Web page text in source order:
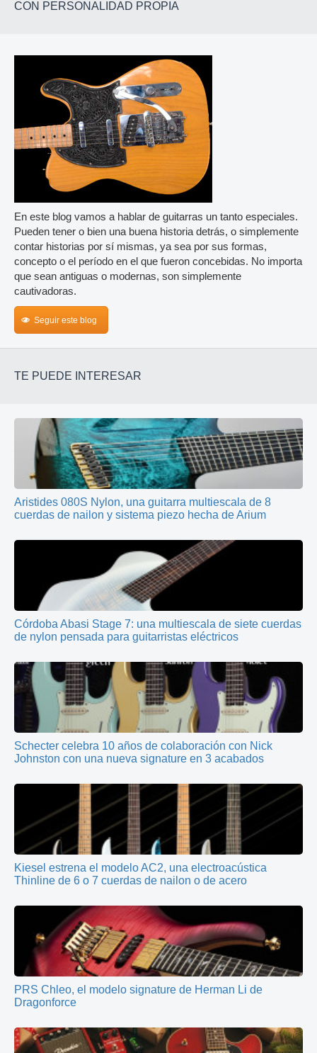
CON PERSONALIDAD PROPIA
En este blog vamos a hablar de guitarras un tanto especiales.
Pueden tener o bien una buena historia detrás, o simplemente
contar historias por sí mismas, ya sea por sus formas,
concepto o el período en el que fueron concebidas. No importa
que sean antiguas o modernas, son simplemente
cautivadoras.
Seguir este blog
TE PUEDE INTERESAR
Aristides 080S Nylon, una guitarra multiescala de 8
cuerdas de nailon y sistema piezo hecha de Arium
Córdoba Abasi Stage 7: una multiescala de siete cuerdas
de nylon pensada para guitarristas eléctricos
Schecter celebra 10 años de colaboración con Nick
Johnston con una nueva signature en 3 acabados
Kiesel estrena el modelo AC2, una electroacústica
Thinline de 6 o 7 cuerdas de nailon o de acero
PRS Chleo, el modelo signature de Herman Li de
Dragonforce